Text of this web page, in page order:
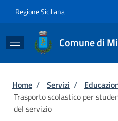
Regione Siciliana
Comune di
Briciole di pane
Home / Servizi /
Trasporto scolastico per
del servizio